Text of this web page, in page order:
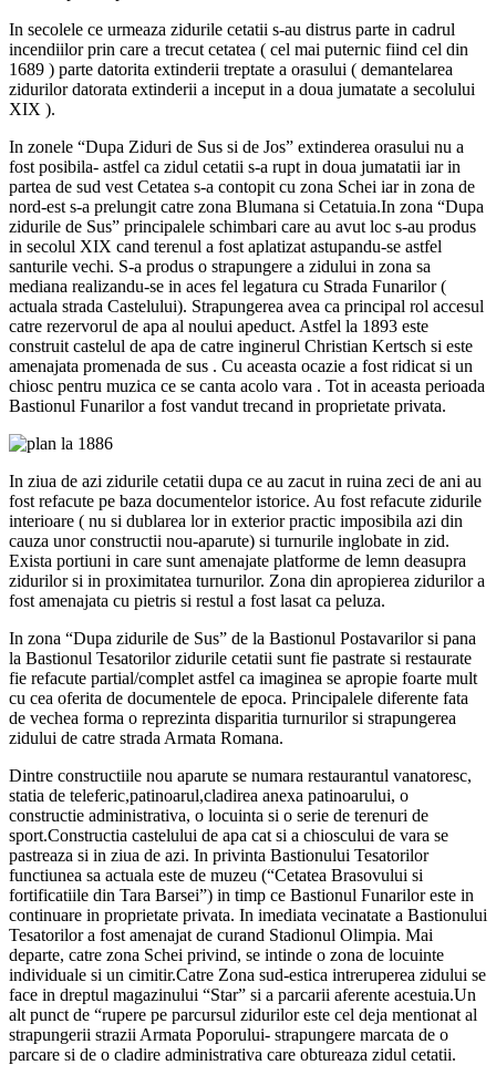
In secolele ce urmeaza zidurile cetatii s-au distrus parte in cadrul
incendiilor prin care a trecut cetatea ( cel mai puternic fiind cel din
1689 ) parte datorita extinderii treptate a orasului ( demantelarea
zidurilor datorata extinderii a inceput in a doua jumatate a secolului
XIX ).
In zonele “Dupa Ziduri de Sus si de Jos” extinderea orasului nu a
fost posibila- astfel ca zidul cetatii s-a rupt in doua jumatatii iar in
partea de sud vest Cetatea s-a contopit cu zona Schei iar in zona de
nord-est s-a prelungit catre zona Blumana si Cetatuia.In zona “Dupa
zidurile de Sus” principalele schimbari care au avut loc s-au produs
in secolul XIX cand terenul a fost aplatizat astupandu-se astfel
santurile vechi. S-a produs o strapungere a zidului in zona sa
mediana realizandu-se in aces fel legatura cu Strada Funarilor (
actuala strada Castelului). Strapungerea avea ca principal rol accesul
catre rezervorul de apa al noului apeduct. Astfel la 1893 este
construit castelul de apa de catre inginerul Christian Kertsch si este
amenajata promenada de sus . Cu aceasta ocazie a fost ridicat si un
chiosc pentru muzica ce se canta acolo vara . Tot in aceasta perioada
Bastionul Funarilor a fost vandut trecand in proprietate privata.
In ziua de azi zidurile cetatii dupa ce au zacut in ruina zeci de ani au
fost refacute pe baza documentelor istorice. Au fost refacute zidurile
interioare ( nu si dublarea lor in exterior practic imposibila azi din
cauza unor constructii nou-aparute) si turnurile inglobate in zid.
Exista portiuni in care sunt amenajate platforme de lemn deasupra
zidurilor si in proximitatea turnurilor. Zona din apropierea zidurilor a
fost amenajata cu pietris si restul a fost lasat ca peluza.
In zona “Dupa zidurile de Sus” de la Bastionul Postavarilor si pana
la Bastionul Tesatorilor zidurile cetatii sunt fie pastrate si restaurate
fie refacute partial/complet astfel ca imaginea se apropie foarte mult
cu cea oferita de documentele de epoca. Principalele diferente fata
de vechea forma o reprezinta disparitia turnurilor si strapungerea
zidului de catre strada Armata Romana.
Dintre constructiile nou aparute se numara restaurantul vanatoresc,
statia de teleferic,patinoarul,cladirea anexa patinoarului, o
constructie administrativa, o locuinta si o serie de terenuri de
sport.Constructia castelului de apa cat si a chioscului de vara se
pastreaza si in ziua de azi. In privinta Bastionului Tesatorilor
functiunea sa actuala este de muzeu (“Cetatea Brasovului si
fortificatiile din Tara Barsei”) in timp ce Bastionul Funarilor este in
continuare in proprietate privata. In imediata vecinatate a Bastionului
Tesatorilor a fost amenajat de curand Stadionul Olimpia. Mai
departe, catre zona Schei privind, se intinde o zona de locuinte
individuale si un cimitir.Catre Zona sud-estica intreruperea zidului se
face in dreptul magazinului “Star” si a parcarii aferente acestuia.Un
alt punct de “rupere pe parcursul zidurilor este cel deja mentionat al
strapungerii strazii Armata Poporului- strapungere marcata de o
parcare si de o cladire administrativa care obtureaza zidul cetatii.